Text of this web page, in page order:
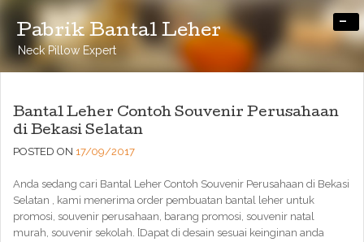
Pabrik Bantal Leher
Neck Pillow Expert
-
Bantal Leher Contoh Souvenir Perusahaan
di Bekasi Selatan
POSTED ON 17/09/2017
Anda sedang cari Bantal Leher Contoh Souvenir Perusahaan di Bekasi
Selatan , kami menerima order pembuatan bantal leher untuk
promosi, souvenir perusahaan, barang promosi, souvenir natal
murah, souvenir sekolah. [Dapat di desain sesuai keinginan anda